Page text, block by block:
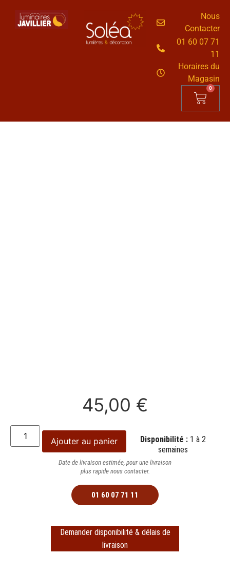
Nous
Contacter
01 60 07 71
11
Horaires du
Magasin
0
45,00 €
Ajouter au panier Disponibilité : 1 à 2
semaines
Date de livraison estimée, pour une livraison
plus rapide nous contacter.
01 60 07 71 11
Demander disponibilité & délais de
livraison